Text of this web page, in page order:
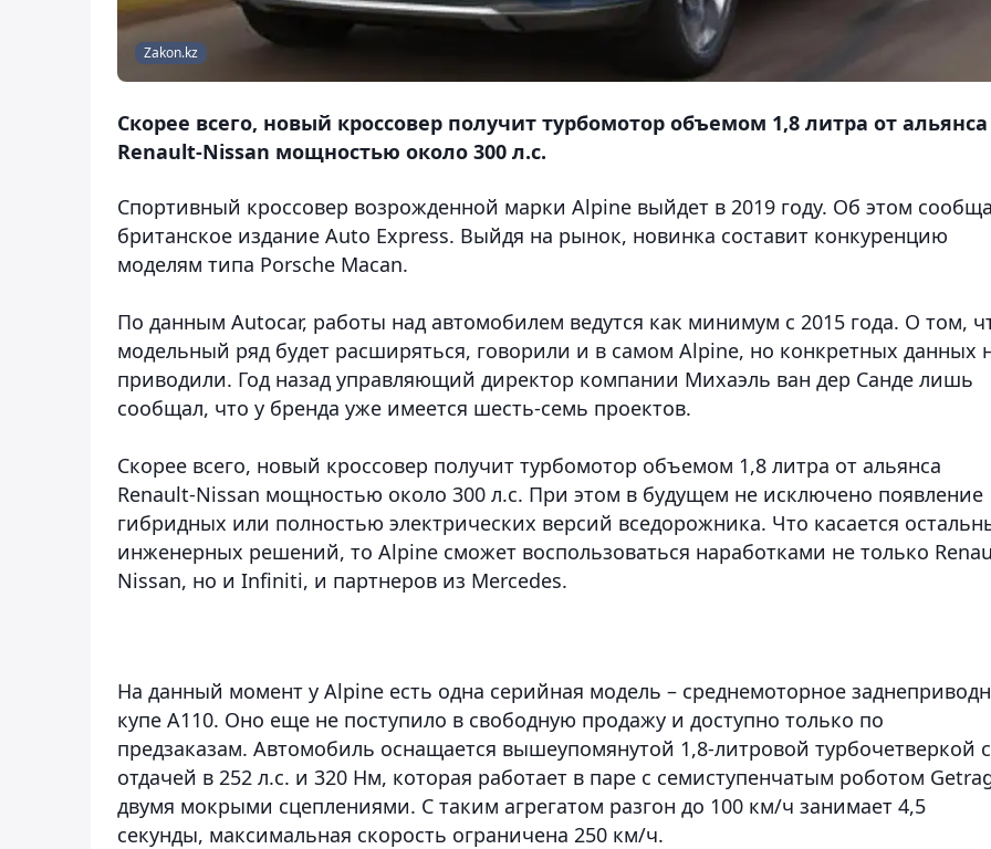
Zakon.kz
Скорее всего, новый кроссовер получит турбомотор объемом 1,8 литра от альянса
Renault-Nissan мощностью около 300 л.с.
Спортивный кроссовер возрожденной марки Alpine выйдет в 2019 году. Об этом
британское издание Auto Express. Выйдя на рынок, новинка составит конкуренцию
моделям типа Porsche Macan.
По данным Autocar, работы над автомобилем ведутся как минимум с 2015 года. О том,
модельный ряд будет расширяться, говорили и в самом Alpine, но конкретных данных
приводили. Год назад управляющий директор компании Михаэль ван дер Санде лишь
сообщал, что у бренда уже имеется шесть-семь проектов.
Скорее всего, новый кроссовер получит турбомотор объемом 1,8 литра от альянса
Renault-Nissan мощностью около 300 л.с. При этом в будущем не исключено появление
гибридных или полностью электрических версий вседорожника. Что касается
инженерных решений, то Alpine сможет воспользоваться наработками не только
Nissan, но и Infiniti, и партнеров из Mercedes.
На данный момент у Alpine есть одна серийная модель – среднемоторное
купе A110. Оно еще не поступило в свободную продажу и доступно только по
предзаказам. Автомобиль оснащается вышеупомянутой 1,8-литровой турбочетверкой с
отдачей в 252 л.с. и 320 Нм, которая работает в паре с семиступенчатым роботом
двумя мокрыми сцеплениями. С таким агрегатом разгон до 100 км/ч занимает 4,5
секунды, максимальная скорость ограничена 250 км/ч.